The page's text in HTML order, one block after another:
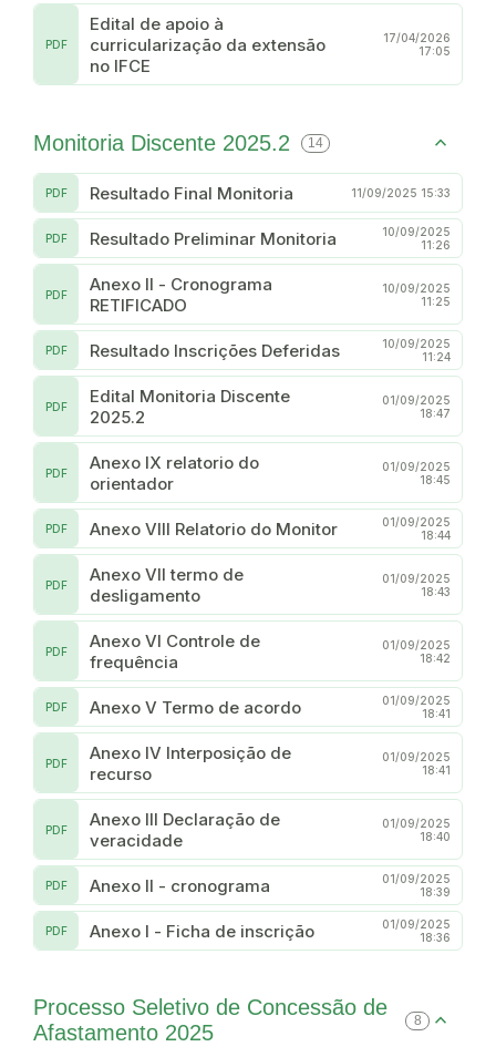
Edital de apoio à
curricularização da extensão
no IFCE
PDF
17/04/2026
17:05
Monitoria Discente 2025.2 14
Resultado Final Monitoria
PDF 11/09/2025 15:33
Resultado Preliminar Monitoria
PDF
10/09/2025
11:26
Anexo II - Cronograma
RETIFICADO
PDF
10/09/2025
11:25
Resultado Inscrições Deferidas
PDF
10/09/2025
11:24
Edital Monitoria Discente
2025.2
PDF
01/09/2025
18:47
Anexo IX relatorio do
orientador
PDF
01/09/2025
18:45
Anexo VIII Relatorio do Monitor
PDF
01/09/2025
18:44
Anexo VII termo de
desligamento
PDF
01/09/2025
18:43
Anexo VI Controle de
frequência
PDF
01/09/2025
18:42
Anexo V Termo de acordo
PDF
01/09/2025
18:41
Anexo IV Interposição de
recurso
PDF
01/09/2025
18:41
Anexo III Declaração de
veracidade
PDF
01/09/2025
18:40
Anexo II - cronograma
PDF
01/09/2025
18:39
Anexo I - Ficha de inscrição
PDF
01/09/2025
18:36
Processo Seletivo de Concessão de
Afastamento 2025
8